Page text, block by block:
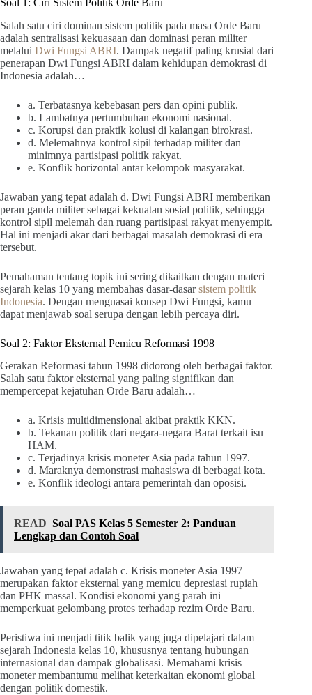
Salah satu ciri dominan sistem politik pada masa Orde Baru
adalah sentralisasi kekuasaan dan dominasi peran militer
melalui Dwi Fungsi ABRI. Dampak negatif paling krusial dari
penerapan Dwi Fungsi ABRI dalam kehidupan demokrasi di
Indonesia adalah…
a. Terbatasnya kebebasan pers dan opini publik.
b. Lambatnya pertumbuhan ekonomi nasional.
c. Korupsi dan praktik kolusi di kalangan birokrasi.
d. Melemahnya kontrol sipil terhadap militer dan
minimnya partisipasi politik rakyat.
e. Konflik horizontal antar kelompok masyarakat.
Jawaban yang tepat adalah d. Dwi Fungsi ABRI memberikan
peran ganda militer sebagai kekuatan sosial politik, sehingga
kontrol sipil melemah dan ruang partisipasi rakyat menyempit.
Hal ini menjadi akar dari berbagai masalah demokrasi di era
tersebut.
Pemahaman tentang topik ini sering dikaitkan dengan materi
sejarah kelas 10 yang membahas dasar-dasarsistem politik
Indonesia. Dengan menguasai konsep Dwi Fungsi, kamu
dapat menjawab soal serupa dengan lebih percaya diri.
Soal 2: Faktor Eksternal Pemicu Reformasi 1998
Gerakan Reformasi tahun 1998 didorong oleh berbagai faktor.
Salah satu faktor eksternal yang paling signifikan dan
mempercepat kejatuhan Orde Baru adalah…
a. Krisis multidimensional akibat praktik KKN.
b. Tekanan politik dari negara-negara Barat terkait isu
HAM.
c. Terjadinya krisis moneter Asia pada tahun 1997.
d. Maraknya demonstrasi mahasiswa di berbagai kota.
e. Konflik ideologi antara pemerintah dan oposisi.
READ Soal PAS Kelas 5 Semester 2: Panduan
Lengkap dan Contoh Soal
Jawaban yang tepat adalah c. Krisis moneter Asia 1997
merupakan faktor eksternal yang memicu depresiasi rupiah
dan PHK massal. Kondisi ekonomi yang parah ini
memperkuat gelombang protes terhadap rezim Orde Baru.
Peristiwa ini menjadi titik balik yang juga dipelajari dalam
sejarah Indonesia kelas 10, khususnya tentang hubungan
internasional dan dampak globalisasi. Memahami krisis
moneter membantumu melihat keterkaitan ekonomi global
dengan politik domestik.